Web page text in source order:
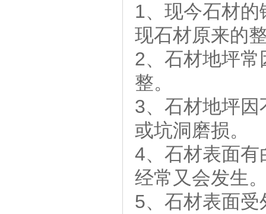
1、现今石材
现石材原来的
2、石材地坪
整。
3、石材地坪
或坑洞磨损。
4、石材表面
经常又会发生
5、石材表面